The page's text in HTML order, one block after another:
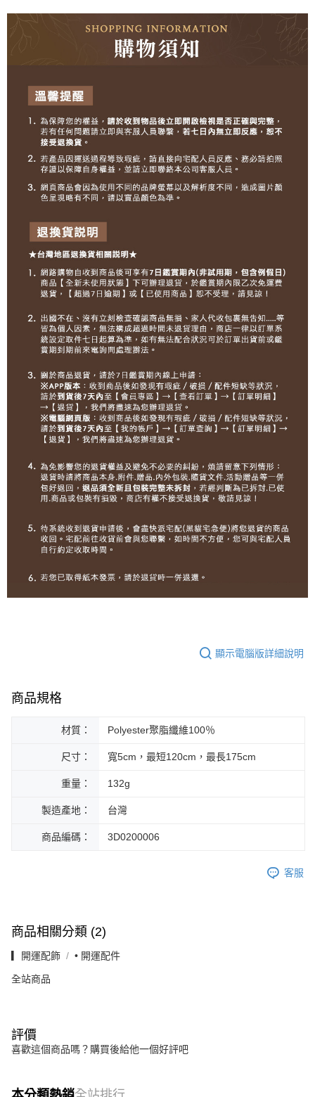
顯示電腦版詳細說明
商品規格
材質： Polyester聚脂纖維100％
尺寸： 寬5cm，最短120cm，最長175cm
重量： 132g
製造產地： 台灣
商品編碼： 3D0200006
客服
商品相關分類 (2)
▎開運配飾 • 開運配件
全站商品
評價
喜歡這個商品嗎？購買後給他一個好評吧